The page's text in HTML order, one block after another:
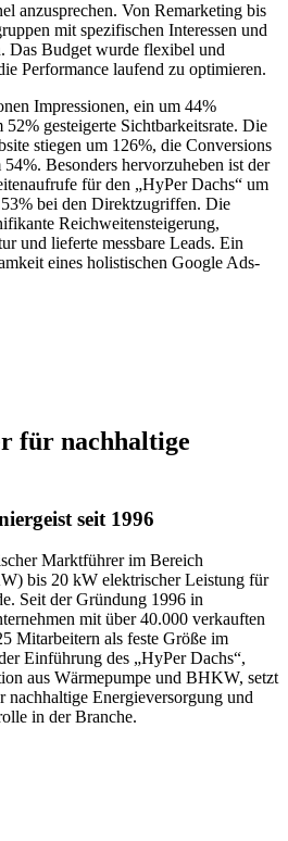
anzusprechen. Von Remarketing bis
mit spezifischen Interessen und
Das Budget wurde flexibel und
Performance laufend zu optimieren.
Impressionen, ein um 44%
gesteigerte Sichtbarkeitsrate. Die
stiegen um 126%, die Conversions
Besonders hervorzuheben ist der
für den „HyPer Dachs“ um
bei den Direktzugriffen. Die
Reichweitensteigerung,
und lieferte messbare Leads. Ein
eines holistischen Google Ads-
für nachhaltige
seit 1996
Marktführer im Bereich
bis 20 kW elektrischer Leistung für
Seit der Gründung 1996 in
mit über 40.000 verkauften
Mitarbeitern als feste Größe im
Einführung des „HyPer Dachs“,
aus Wärmepumpe und BHKW, setzt
nachhaltige Energieversorgung und
in der Branche.